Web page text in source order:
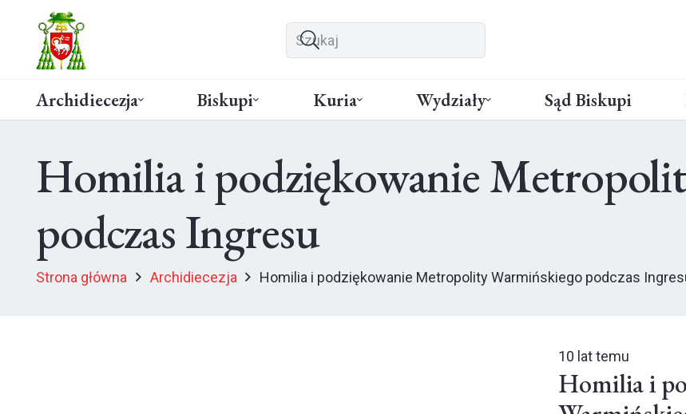
Archidiecezja Biskupi Kuria Wydziały Sąd Biskupi
Homilia i podziękowanie
podczas Ingresu
Strona główna Archidiecezja Homilia i podziękowanie Metropolity Warmińskiego podczas
10 lat temu
Homilia i